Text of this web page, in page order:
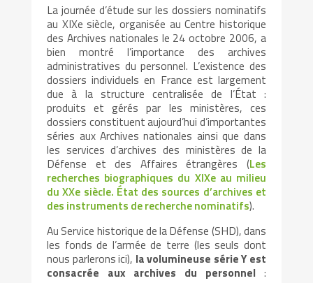
La journée d’étude sur les dossiers nominatifs
au XIXe siècle, organisée au Centre historique
des Archives nationales le 24 octobre 2006, a
bien montré l’importance des archives
administratives du personnel. L’existence des
dossiers individuels en France est largement
due à la structure centralisée de l’État :
produits et gérés par les ministères, ces
dossiers constituent aujourd’hui d’importantes
séries aux Archives nationales ainsi que dans
les services d’archives des ministères de la
Défense et des Affaires étrangères (Les
recherches biographiques du XIXe au milieu
du XXe siècle. État des sources d’archives et
des instruments de recherche nominatifs).
Au Service historique de la Défense (SHD), dans
les fonds de l’armée de terre (les seuls dont
nous parlerons ici), la volumineuse série Y est
consacrée aux archives du personnel: